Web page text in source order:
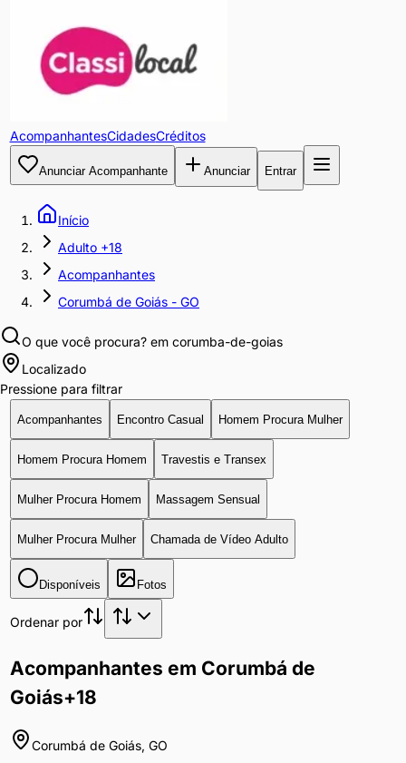
AcompanhantesCidadesCréditos
Anunciar Acompanhante Anunciar Entrar
Início
Adulto +18
Acompanhantes
Corumbá de Goiás - GO
O que você procura? em corumba-de-goias
Localizado
Pressione para filtrar
Acompanhantes Encontro Casual Homem Procura Mulher
Homem Procura Homem Travestis e Transex
Mulher Procura Homem Massagem Sensual
Mulher Procura Mulher Chamada de Vídeo Adulto
Disponíveis Fotos
Ordenar por
Acompanhantes em Corumbá de
Goiás+18
Corumbá de Goiás, GO